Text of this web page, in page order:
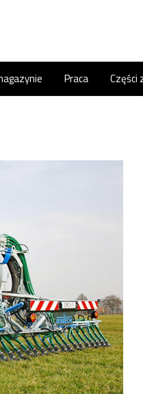
Praca Części